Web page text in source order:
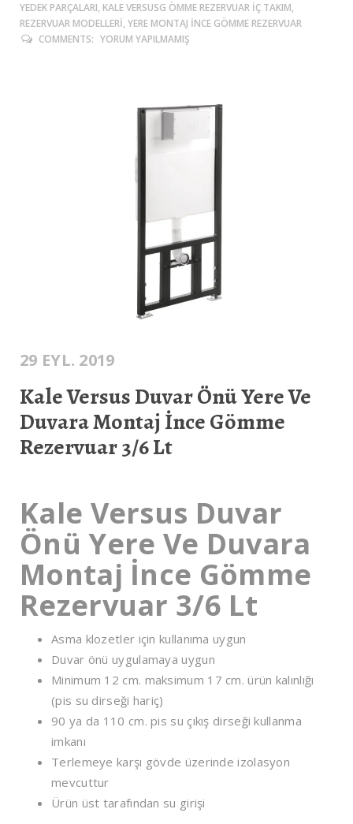
YEDEK PARÇALARI, KALE VERSUSG ÖMME REZERVUAR IÇ TAKIM,
REZERVUAR MODELLERI, YERE MONTAJ İNCE GÖMME REZERVUAR
COMMENTS: YORUM YAPILMAMIŞ
29 EYL. 2019
Kale Versus Duvar Önü Yere Ve
Duvara Montaj İnce Gömme
Rezervuar 3/6 Lt
Kale Versus Duvar
Önü Yere Ve Duvara
Montaj İnce Gömme
Rezervuar 3/6 Lt
Asma klozetler için kullanıma uygun
Duvar önü uygulamaya uygun
Minimum 12 cm. maksimum 17 cm. ürün kalınlığı
(pis su dirseği hariç)
90 ya da 110 cm. pis su çıkış dirseği kullanma
imkanı
Terlemeye karşı gövde üzerinde izolasyon
mevcuttur
Ürün üst tarafından su girişi